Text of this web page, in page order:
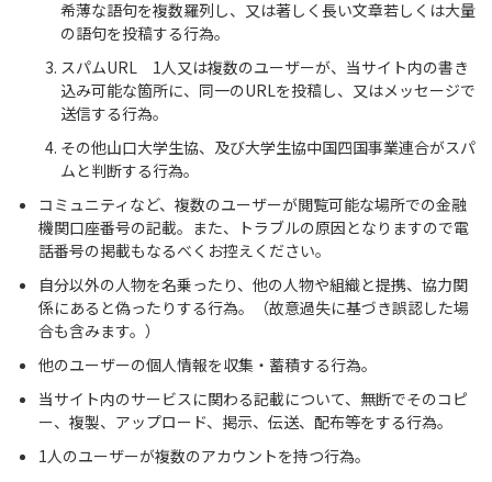
希薄な語句を複数羅列し、又は著しく長い文章若しくは大量
の語句を投稿する行為。
スパムURL 1人又は複数のユーザーが、当サイト内の書き
込み可能な箇所に、同一のURLを投稿し、又はメッセージで
送信する行為。
その他山口大学生協、及び大学生協中国四国事業連合がスパ
ムと判断する行為。
コミュニティなど、複数のユーザーが閲覧可能な場所での金融
機関口座番号の記載。また、トラブルの原因となりますので電
話番号の掲載もなるべくお控えください。
自分以外の人物を名乗ったり、他の人物や組織と提携、協力関
係にあると偽ったりする行為。（故意過失に基づき誤認した場
合も含みます。）
他のユーザーの個人情報を収集・蓄積する行為。
当サイト内のサービスに関わる記載について、無断でそのコピ
ー、複製、アップロード、掲示、伝送、配布等をする行為。
1人のユーザーが複数のアカウントを持つ行為。